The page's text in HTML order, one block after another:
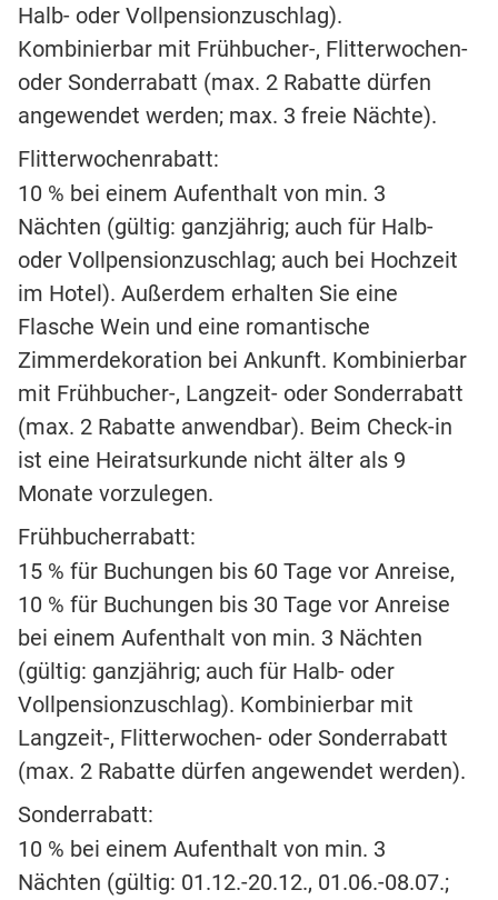
Halb- oder Vollpensionzuschlag).
Kombinierbar mit Frühbucher-, Flitterwochen-
oder Sonderrabatt (max. 2 Rabatte dürfen
angewendet werden; max. 3 freie Nächte).
Flitterwochenrabatt:
10 % bei einem Aufenthalt von min. 3
Nächten (gültig: ganzjährig; auch für Halb-
oder Vollpensionzuschlag; auch bei Hochzeit
im Hotel). Außerdem erhalten Sie eine
Flasche Wein und eine romantische
Zimmerdekoration bei Ankunft. Kombinierbar
mit Frühbucher-, Langzeit- oder Sonderrabatt
(max. 2 Rabatte anwendbar). Beim Check-in
ist eine Heiratsurkunde nicht älter als 9
Monate vorzulegen.
Frühbucherrabatt:
15 % für Buchungen bis 60 Tage vor Anreise,
10 % für Buchungen bis 30 Tage vor Anreise
bei einem Aufenthalt von min. 3 Nächten
(gültig: ganzjährig; auch für Halb- oder
Vollpensionzuschlag). Kombinierbar mit
Langzeit-, Flitterwochen- oder Sonderrabatt
(max. 2 Rabatte dürfen angewendet werden).
Sonderrabatt:
10 % bei einem Aufenthalt von min. 3
Nächten (gültig: 01.12.-20.12., 01.06.-08.07.;